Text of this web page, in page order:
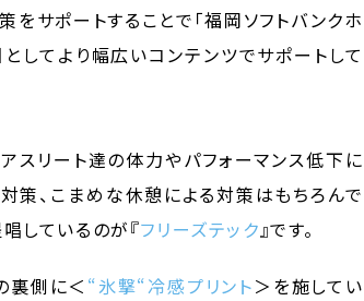
サポートすることで「福岡ソフトバンクホ
してより幅広いコンテンツでサポートして
スリート達の体力やパフォーマンス低下に
策、こまめな休憩による対策はもちろんで
しているのが『フリーズテック』です。
裏側に＜ “氷撃“冷感プリント＞を施してい